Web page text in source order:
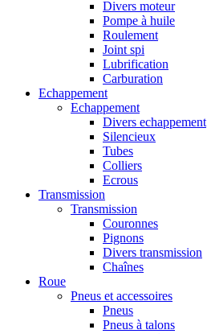
Divers moteur
Pompe à huile
Roulement
Joint spi
Lubrification
Carburation
Echappement
Echappement
Divers echappement
Silencieux
Tubes
Colliers
Ecrous
Transmission
Transmission
Couronnes
Pignons
Divers transmission
Chaînes
Roue
Pneus et accessoires
Pneus
Pneus à talons